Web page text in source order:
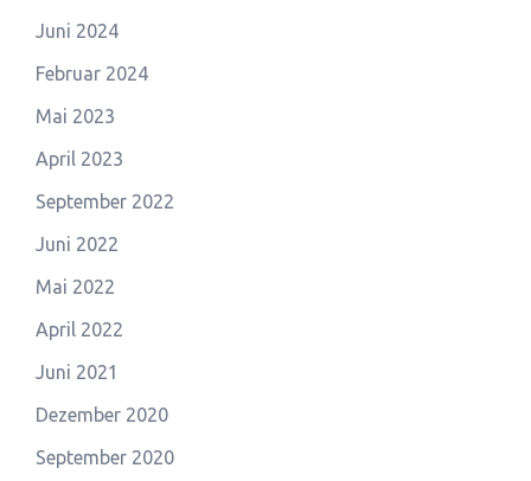
Juni 2024
Februar 2024
Mai 2023
April 2023
September 2022
Juni 2022
Mai 2022
April 2022
Juni 2021
Dezember 2020
September 2020